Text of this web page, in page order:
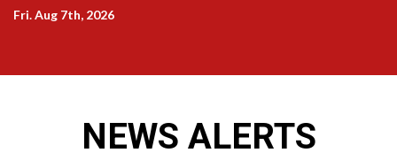
SkipFri. Aug 7th, 2026
NEWS ALERTS